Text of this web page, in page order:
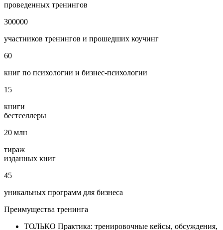
проведенных тренингов
300000
участников тренингов и прошедших коучинг
60
книг по психологии и бизнес‑психологии
15
книги
бестселлеры
20 млн
тираж
изданных книг
45
уникальных программ для бизнеса
Преимущества тренинга
ТОЛЬКО Практика: тренировочные кейсы, обсуждения,